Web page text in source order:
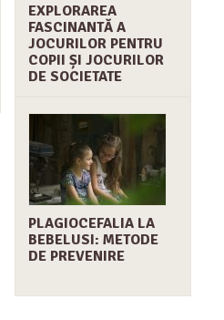
EXPLORAREA
FASCINANTĂ A
JOCURILOR PENTRU
COPII ȘI JOCURILOR
DE SOCIETATE
PLAGIOCEFALIA LA
BEBELUSI: METODE
DE PREVENIRE